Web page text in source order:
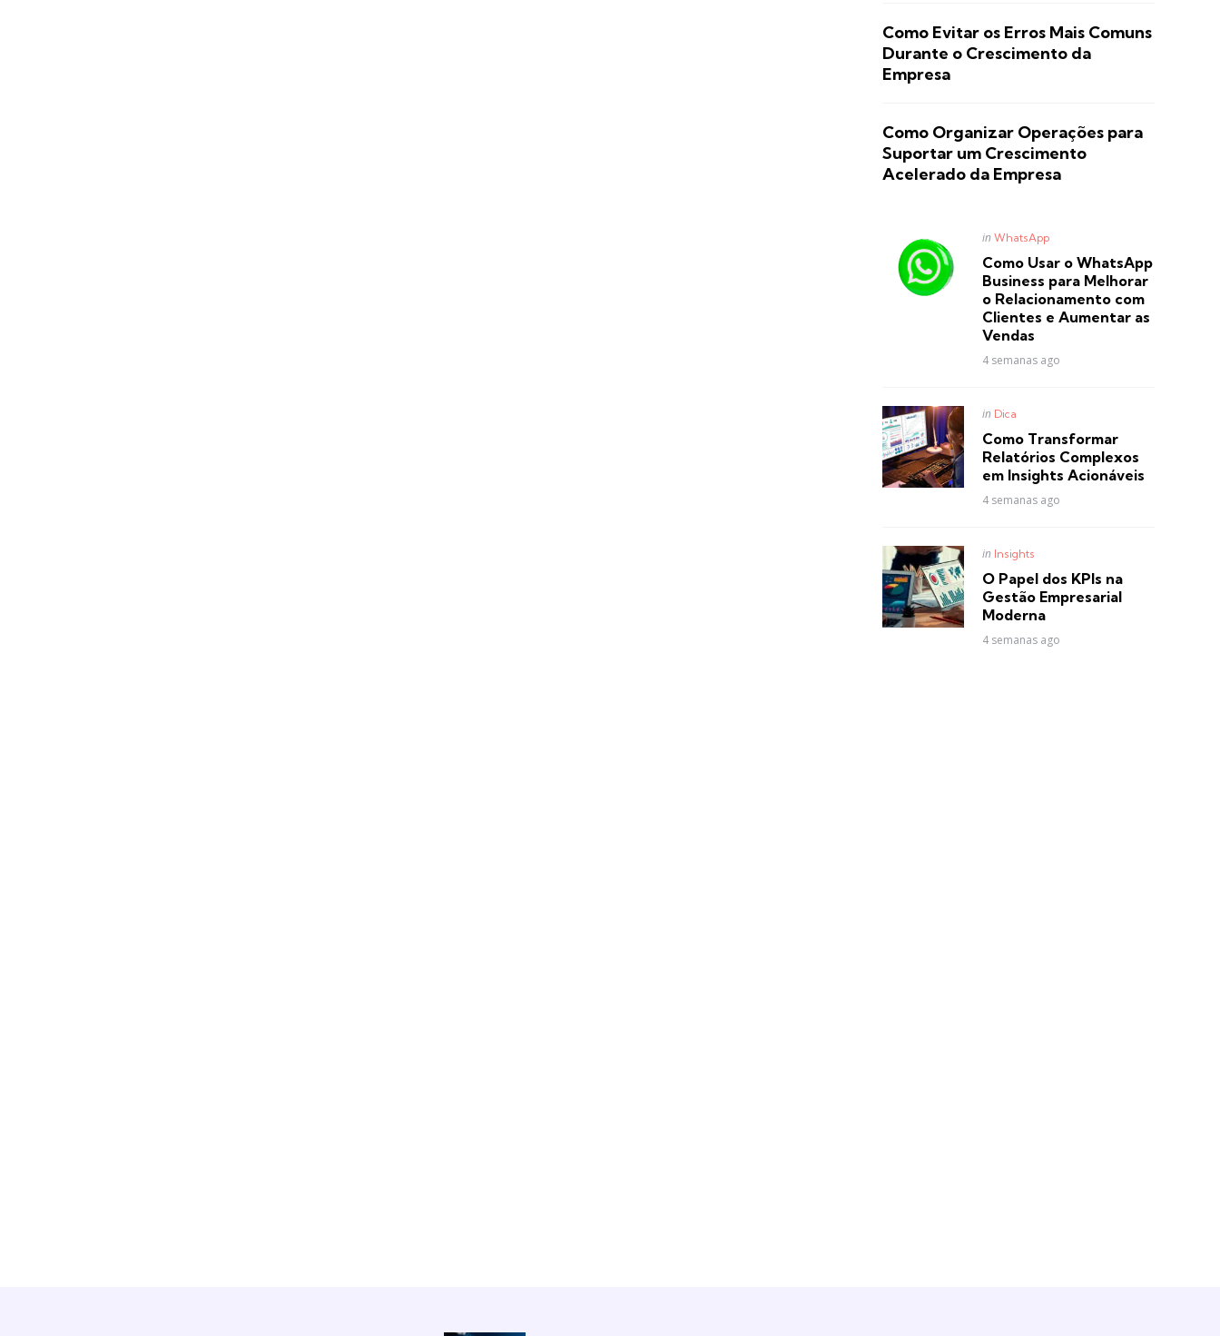
Como Evitar os Erros Mais Comuns
Durante o Crescimento da
Empresa
Como Organizar Operações para
Suportar um Crescimento
Acelerado da Empresa
Posted
in WhatsApp
Como Usar o WhatsApp
Business para Melhorar
o Relacionamento com
Clientes e Aumentar as
Vendas
4 semanas ago
Posted
in Dica
Como Transformar
Relatórios Complexos
em Insights Acionáveis
4 semanas ago
Posted
in Insights
O Papel dos KPIs na
Gestão Empresarial
Moderna
4 semanas ago